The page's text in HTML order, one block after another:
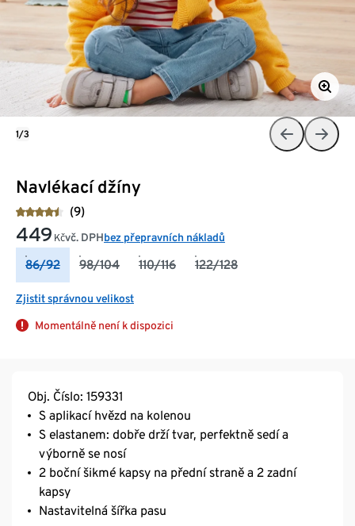
Navlékací džíny
(9)
449 Kčvč. DPHbez přepravních nákladů
86/92 98/104 110/116 122/128
Zjistit správnou velikost
Momentálně není k dispozici
1/3
Obj. Číslo: 159331
S aplikací hvězd na kolenou
S elastanem: dobře drží tvar, perfektně sedí a
výborně se nosí
2 boční šikmé kapsy na přední straně a 2 zadní
kapsy
Nastavitelná šířka pasu